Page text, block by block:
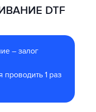
DTF
– залог
проводить 1 раз